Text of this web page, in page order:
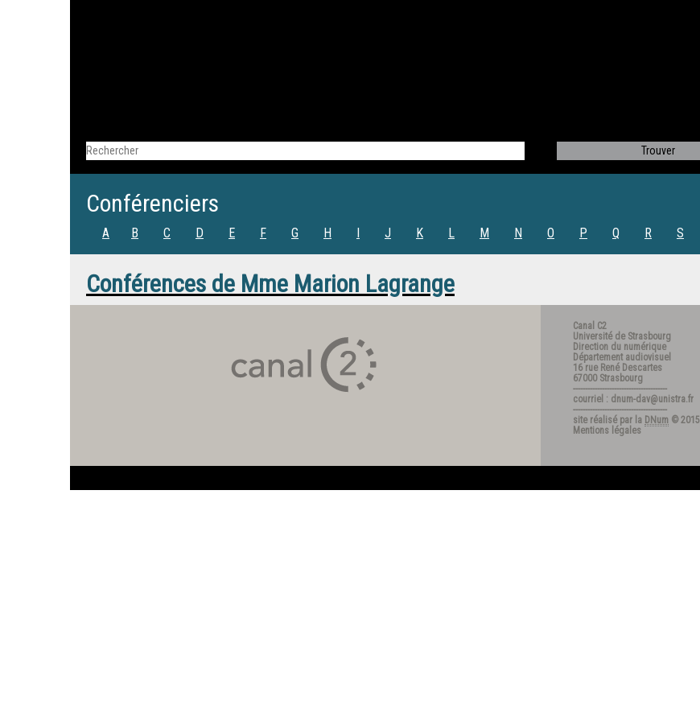
Conférenciers
A B C D E F G H I J K L M N O P Q R S
Conférences de Mme Marion Lagrange
Canal C2
Université de Strasbourg
Direction du numérique
Département audiovisuel
16 rue René Descartes
67000 Strasbourg
---------------------------------------
courriel : dnum-dav@unistra.fr
---------------------------------------
site réalisé par la DNum © 2015
Mentions légales